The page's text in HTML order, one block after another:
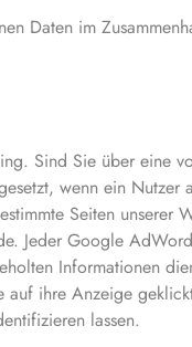
Daten im
Sind Sie über
wenn ein
Seiten
Jeder Google
Informationen
ihre Anzeige
lassen.